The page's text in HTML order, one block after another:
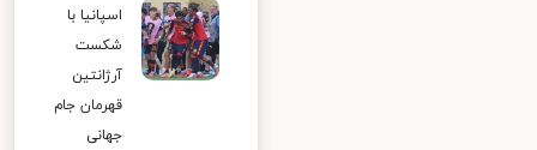
اسپانیا با
شکست
آرژانتین
قهرمان جام
جهانی